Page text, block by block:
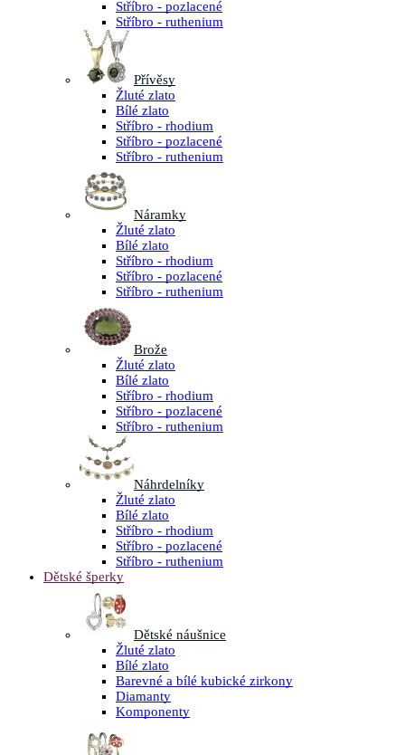
Stříbro - pozlacené
Stříbro - ruthenium
Přívěsy
Žluté zlato
Bílé zlato
Stříbro - rhodium
Stříbro - pozlacené
Stříbro - ruthenium
Náramky
Žluté zlato
Bílé zlato
Stříbro - rhodium
Stříbro - pozlacené
Stříbro - ruthenium
Brože
Žluté zlato
Bílé zlato
Stříbro - rhodium
Stříbro - pozlacené
Stříbro - ruthenium
Náhrdelníky
Žluté zlato
Bílé zlato
Stříbro - rhodium
Stříbro - pozlacené
Stříbro - ruthenium
Dětské šperky
Dětské náušnice
Žluté zlato
Bílé zlato
Barevné a bílé kubické zirkony
Diamanty
Komponenty